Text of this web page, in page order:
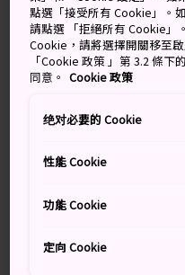
對於在險峻的熊野古道
山
中的燈籠的光芒，定
這盞燈為高野山宿坊所有
乘坐現代交通工具而來，
朝聖者體會獨特的日本佛
方）
點選「接受所有 Cookie」。
請點選 「拒絕所有 Cookie」
Cookie，請將選擇開關移至
「Cookie 政策 」第 3.2 條
同意。 Cookie 政策
绝对必要的 Cookie
性能 Cookie
功能 Cookie
定向 Cookie